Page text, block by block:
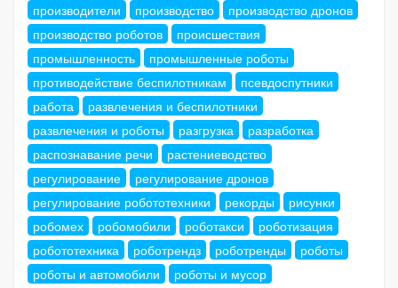
производители
производство
производство дронов
производство роботов
происшествия
промышленность
промышленные роботы
противодействие беспилотникам
псевдоспутники
работа
развлечения и беспилотники
развлечения и роботы
разгрузка
разработка
распознавание речи
растениеводство
регулирование
регулирование дронов
регулирование робототехники
рекорды
рисунки
робомех
робомобили роботакси
роботизация
робототехника
роботрендз роботренды
роботы
роботы и автомобили
роботы и мусор